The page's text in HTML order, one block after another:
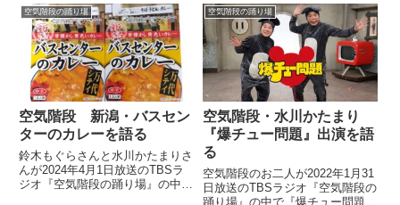
た話をしていました。このあと
3:30〜TBSラジオ『空気階段の踊
り場』です！！重大発表あり、重
要人物会い。おやす...
話していました。
空気階段の踊り場
空気階段 新潟・バスセン
ターのカレーを語る
鈴木もぐらさんと水川かたまりさ
んが2024年4月1日放送のTBSラ
ジオ『空気階段の踊り場』の中で
空気階段の踊り場
空気階段・水川かたまり
『爆チュー問題』出演を語
る
空気階段のお二人が2022年1月31
日放送のTBSラジオ『空気階段の
踊り場』の中で『爆チュー問題』